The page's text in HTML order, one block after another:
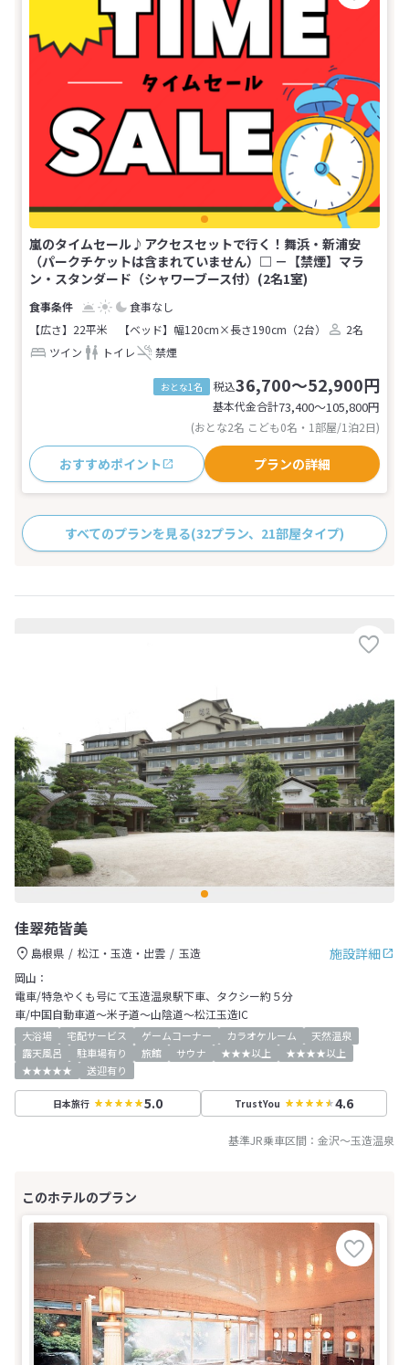
嵐のタイムセール♪アクセスセットで行く！舞浜・新浦安
（パークチケットは含まれていません）□ －【禁煙】マラ
ン・スタンダード（シャワーブース付）(2名1室)
食事なし
【広さ】22平米
【ベッド】幅120cm×長さ190cm（2台）
2名
ツイン
トイレ 禁煙
おとな1名 税込36,700～52,900円
基本代金合計73,400〜105,800円
(おとな2名 こども0名・1部屋/1泊2日)
おすすめポイント プランの詳細
すべてのプランを見る(32プラン、21部屋タイプ)
佳翠苑皆美
施設詳細
島根県 松江・玉造・出雲
玉造
岡山：
電車/特急やくも号にて玉造温泉駅下車、タクシー約５分
車/中国自動車道～米子道～山陰道～松江玉造IC
大浴場 宅配サービス ゲームコーナー カラオケルーム
天然温泉
露天風呂
駐車場有り 旅館 サウナ ★★★以上
★★★★以上
★★★★★
送迎有り
日本旅行 5.0 TrustYou 4.6
基準JR乗車区間： 金沢～玉造温泉